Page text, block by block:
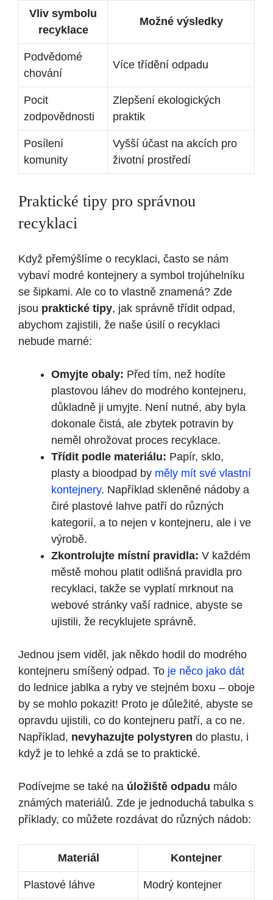
Vliv symbolu
recyklace
Možné výsledky
Podvědomé
chování
Více třídění odpadu
Pocit
zodpovědnosti
Zlepšení ekologických
praktik
Posílení
komunity
Vyšší účast na akcích pro
životní prostředí
Praktické tipy pro správnou
recyklaci
Když přemýšlíme o recyklaci, často se nám
vybaví modré kontejnery a symbol trojúhelníku
se šipkami. Ale co to vlastně znamená? Zde
jsou praktické tipy, jak správně třídit odpad,
abychom zajistili, že naše úsilí o recyklaci
nebude marné:
Omyjte obaly: Před tím, než hodíte
plastovou láhev do modrého kontejneru,
důkladně ji umyjte. Není nutné, aby byla
dokonale čistá, ale zbytek potravin by
neměl ohrožovat proces recyklace.
Třídit podle materiálu: Papír, sklo,
plasty a bioodpad by měly mít své vlastní
kontejnery. Například skleněné nádoby a
čiré plastové lahve patří do různých
kategorií, a to nejen v kontejneru, ale i ve
výrobě.
Zkontrolujte místní pravidla: V každém
městě mohou platit odlišná pravidla pro
recyklaci, takže se vyplatí mrknout na
webové stránky vaší radnice, abyste se
ujistili, že recyklujete správně.
Jednou jsem viděl, jak někdo hodil do modrého
kontejneru smíšený odpad. To je něco jako dát
do lednice jablka a ryby ve stejném boxu – oboje
by se mohlo pokazit! Proto je důležité, abyste se
opravdu ujistili, co do kontejneru patří, a co ne.
Například, nevyhazujte polystyren do plastu, i
když je to lehké a zdá se to praktické.
Podívejme se také na úložiště odpadu málo
známých materiálů. Zde je jednoduchá tabulka s
příklady, co můžete rozdávat do různých nádob:
Materiál Kontejner
Plastové láhve Modrý kontejner